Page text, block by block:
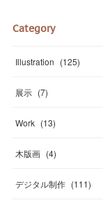
Category
Illustration (125)
展示 (7)
Work (13)
木版画 (4)
デジタル制作 (111)